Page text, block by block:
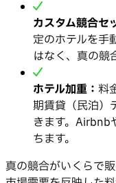
カスタム競合セ
定のホテルを手
はなく、真の競
ホテル加重： 料
期賃貸（民泊）
きます。Airbnb
ちます。
真の競合がいくらで